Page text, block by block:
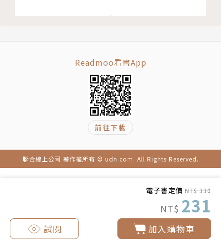
電子書定價 NT$ 330
NT$ 231
加入購物車
試閱
康永生產地是台北，血統有時被認為是上海。在加州大
學洛杉磯分校UCLA念完電影製作的研究所，最廣為人
知的主持是電視節目《康熙來了》，最廣為人知的書是
《蔡康永的說話之道》，另外，以xxdd.com為根據
地，做了些「黑鳥先生」系列的衣服。也因為五月天主
唱阿信的召喚，開始做藝術。
了，就丟在飄蕩的人生裡，當成救生圈。
繪者簡介
36 說話多點調味，讓人見識你多麼會料理你要傳達的
37 不想被人呼來喚去？試試在話裡設點障礙！
38 傾訴是說給自己聽的。
39 敏感的問題，最好由不敏感的角度切入。
40 把話說好要靠自己練習，美好成果也由自己享受！
Readmoo看書App
前往下載
聯合線上公司 著作權所有 © udn.com. All Rights Reserved.